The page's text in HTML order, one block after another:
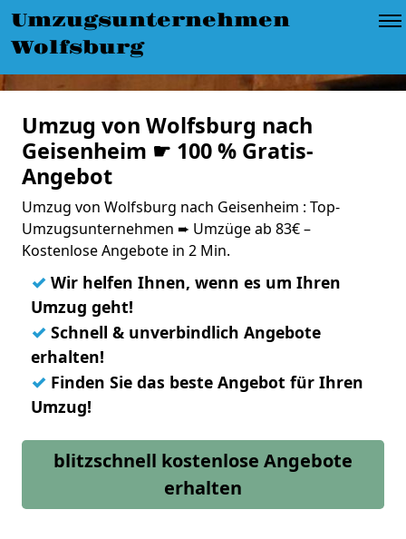
Umzugsunternehmen
Wolfsburg
Umzug von Wolfsburg nach
Geisenheim ☛ 100 % Gratis-
Angebot
Umzug von Wolfsburg nach Geisenheim : Top-
Umzugsunternehmen ➨ Umzüge ab 83€ –
Kostenlose Angebote in 2 Min.
✓ Wir helfen Ihnen, wenn es um Ihren
Umzug geht!
✓ Schnell & unverbindlich Angebote
erhalten!
✓ Finden Sie das beste Angebot für Ihren
Umzug!
blitzschnell kostenlose Angebote
erhalten